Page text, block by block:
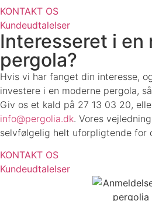
KONTAKT OS
Kundeudtalelser
Interesseret i en
pergola?
Hvis vi har fanget din interesse,
investere i en moderne pergola,
Giv os et kald på 27 13 03 20,
info@pergolia.dk. Vores
selvfølgelig helt uforpligtende for
KONTAKT OS
Kundeudtalelser